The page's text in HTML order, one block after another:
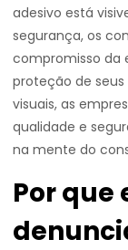
adesivo está
segurança, os
compromisso da
proteção de
visuais, as
qualidade e
na mente do
Por que